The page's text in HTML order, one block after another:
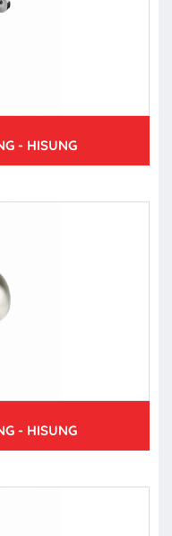
- HISUNG
- HISUNG